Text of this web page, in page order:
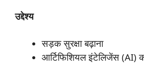
उद्देश्य
सड़क सुरक्षा बढ़ाना
आर्टिफिशियल इंटेलिजेंस (AI)